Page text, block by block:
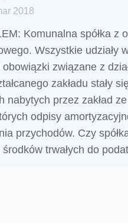
2018
Komunalna spółka z
Wszystkie udziały
związane z
zakładu stały
nabytych przez zakład
odpisy
przychodów. Czy
trwałych do